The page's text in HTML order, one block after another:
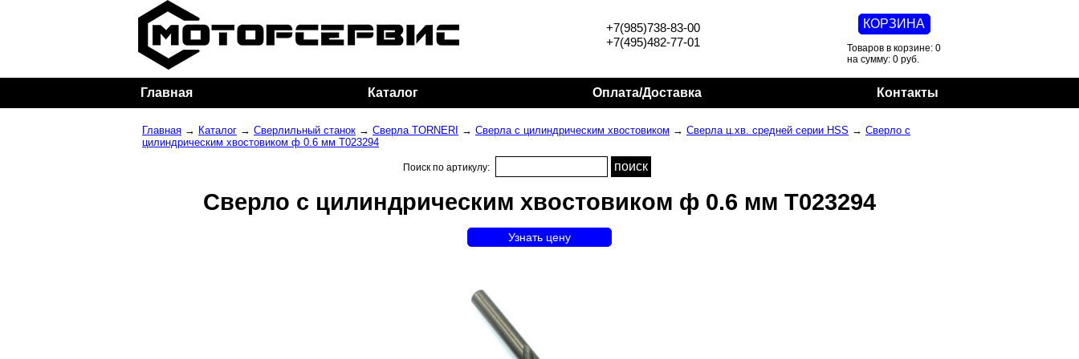
+7(985)738-83-00
+7(495)482-77-01
КОРЗИНА
Товаров в корзине: 0
на сумму: 0 руб.
Главная Каталог Оплата/Доставка Контакты
Главная → Каталог → Сверлильный станок → Сверла TORNERI → Сверла с цилиндрическим хвостовиком → Сверла ц.хв. средней серии HSS → Сверло с
цилиндрическим хвостовиком ф 0.6 мм T023294
Поиск по артикулу:
Сверло с цилиндрическим хвостовиком ф 0.6 мм T023294
Узнать цену